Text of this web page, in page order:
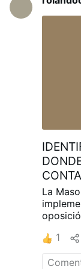
La
papado
1